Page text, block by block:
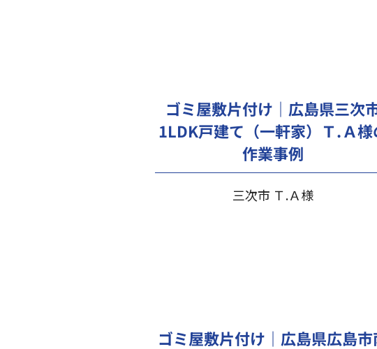
ゴミ屋敷片付け｜広島県三次
1LDK戸建て（一軒家）Ｔ.Ａ様
作業事例
三次市 Ｔ.Ａ様
ゴミ屋敷片付け｜広島県広島市